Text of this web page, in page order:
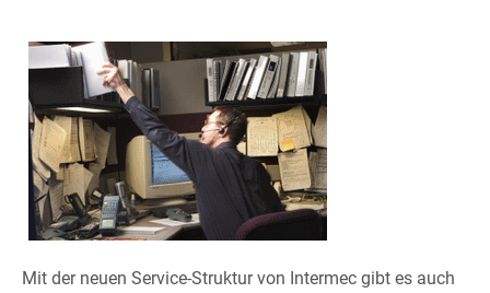
Mit der neuen Service-Struktur von Intermec gibt es auch